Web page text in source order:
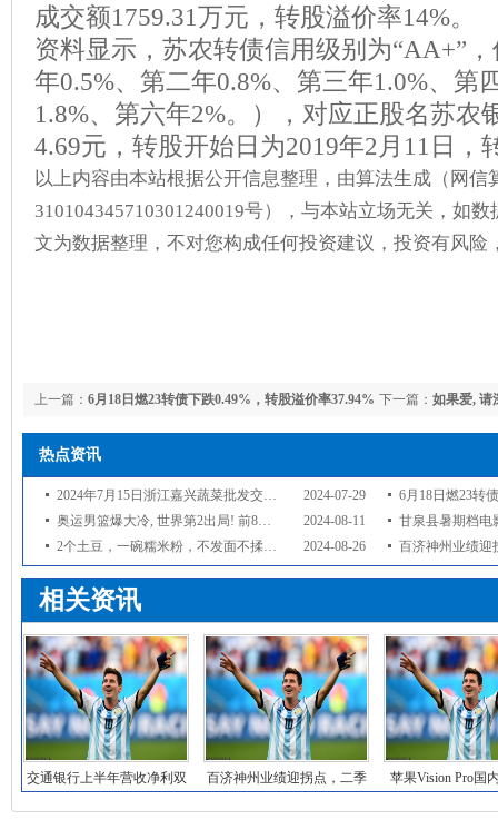
成交额1759.31万元，转股溢价率14%。
资料显示，苏农转债信用级别为“AA+”
年0.5%、第二年0.8%、第三年1.0%、第
1.8%、第六年2%。），对应正股名苏农
4.69元，转股开始日为2019年2月11日，
以上内容由本站根据公开信息整理，由算法生成（网信
310104345710301240019号），与本站立场无关，如
文为数据整理，不对您构成任何投资建议，投资有风险
下一篇： 如果爱, 请
上一篇： 6月18日燃23转债下跌0.49%，转股溢价率37.94%
热点资讯
2024-07-29
2024年7月15日浙江嘉兴蔬菜批发交易市场价格行情
6月18日燃23转债下跌
2024-08-11
奥运男篮爆大冷, 世界第2出局! 前8呼之欲出字母哥需看约基奇脸色
甘泉县暑期档电
2024-08-26
2个土豆，一碗糯米粉，不发面不揉面，勺子一压，15分钟解决早餐 百济神州业绩迎拐点，二季度已实
相关资讯
交通银行上半年营收净利双
百济神州业绩迎拐点，二季
苹果Vision Pro国